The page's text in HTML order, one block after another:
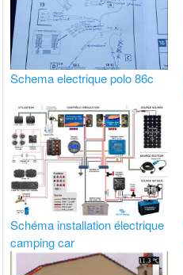
Schema electrique polo 86c
Schéma installation électrique
camping car